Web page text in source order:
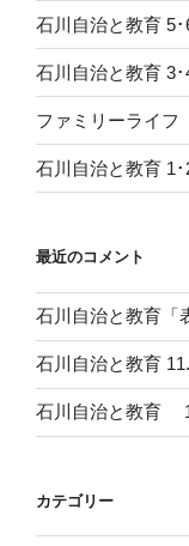
石川自治と教育 5
石川自治と教育 3
ファミリーライ
石川自治と教育 1
最近のコメント
石川自治と教育「
石川自治と教育
石川自治と教育
カテゴリー